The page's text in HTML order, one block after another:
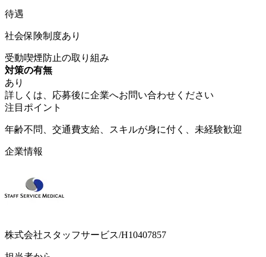
待遇
社会保険制度あり
受動喫煙防止の取り組み
対策の有無
あり
詳しくは、応募後に企業へお問い合わせください
注目ポイント
年齢不問、交通費支給、スキルが身に付く、未経験歓迎
企業情報
株式会社スタッフサービス/H10407857